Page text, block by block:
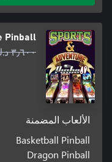
Pinball
٣٫٦٠٠ د.ك.‏
الألعاب المضمنة
Basketball Pinball
Dragon Pinball